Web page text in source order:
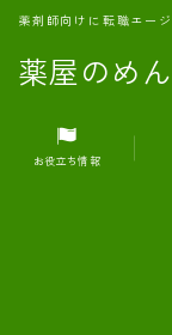
薬屋のめ
薬剤師向けに転職エー
MENU
1.転職エージェ
お役立ち情報